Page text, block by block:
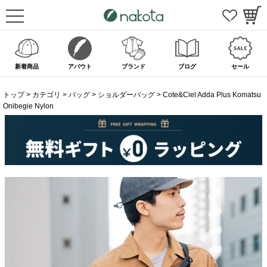
新着商品 アバウト ブランド ブログ セール
トップ カテゴリ バッグ ショルダーバッグ
Cote&Ciel Adda Plus Komatsu
Onibegie Nylon